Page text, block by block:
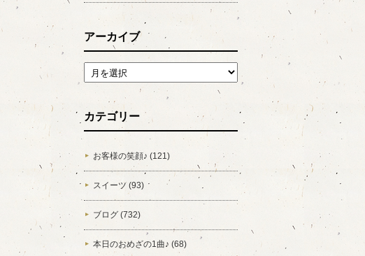
アーカイブ
アーカイブ
カテゴリー
お客様の笑顔♪ (121)
スイーツ (93)
ブログ (732)
本日のおめざの1曲♪ (68)